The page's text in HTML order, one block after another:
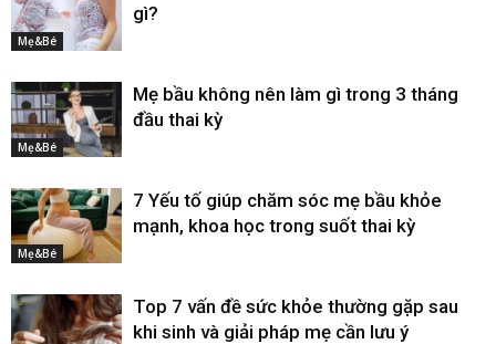
Mẹ&Bé
gì?
Mẹ&Bé
Mẹ bầu không nên làm gì trong 3 tháng
đầu thai kỳ
Mẹ&Bé
7 Yếu tố giúp chăm sóc mẹ bầu khỏe
mạnh, khoa học trong suốt thai kỳ
Top 7 vấn đề sức khỏe thường gặp sau
khi sinh và giải pháp mẹ cần lưu ý